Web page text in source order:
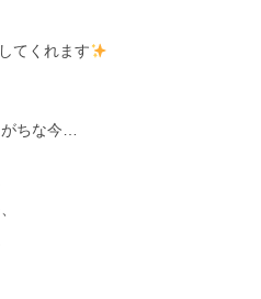
てくれます
ちな今…